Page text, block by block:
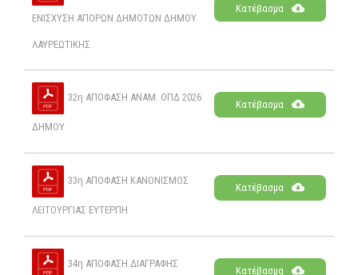
ΕΝΙΣΧΥΣΗ ΑΠΟΡΩΝ ΔΗΜΟΤΩΝ ΔΗΜΟΥ
ΛΑΥΡΕΩΤΙΚΗΣ
Κατέβασμα
32η ΑΠΟΦΑΣΗ ANAM. ΟΠΔ 2026
ΔΗΜΟΥ
Κατέβασμα
33η ΑΠΟΦΑΣΗ ΚΑΝΟΝΙΣΜΟΣ
ΛΕΙΤΟΥΡΓΙΑΣ ΕΥΤΕΡΠΗ
Κατέβασμα
34η ΑΠΟΦΑΣΗ ΔΙΑΓΡΑΦΗΣ
Κατέβασμα